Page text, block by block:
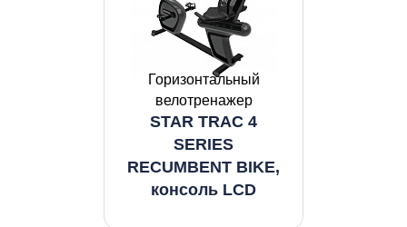
Горизонтальный
велотренажер
STAR TRAC 4
SERIES
RECUMBENT BIKE,
консоль LCD